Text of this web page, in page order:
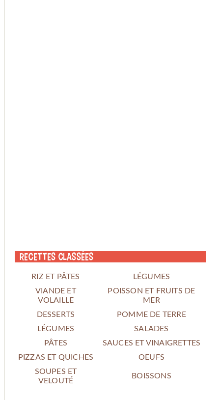
Recettes classées
RIZ ET PÂTES
LÉGUMES
VIANDE ET
VOLAILLE
POISSON ET FRUITS DE
MER
DESSERTS
POMME DE TERRE
LÉGUMES
SALADES
PÂTES
SAUCES ET VINAIGRETTES
PIZZAS ET QUICHES
OEUFS
SOUPES ET
VELOUTÉ
BOISSONS